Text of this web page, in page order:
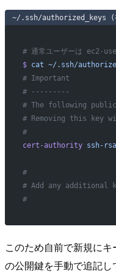
~/.ssh/authorized_keys (
# 通常ユーザーは ec2-
$ cat ~/.ssh/
# Important
# ---------
# The following
# Removing this key
#
cert-authority ssh-rsa
#
# Add any additional
#
このため自前で新規に
の公開鍵を手動で追記し